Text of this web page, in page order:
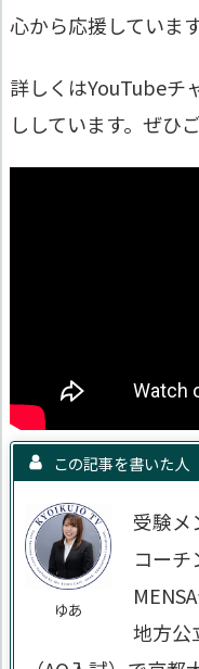
心から応援しています
詳しくはYouTubeチ
ししています。ぜひ
この記事を書いた人
ゆあ
受験メ
コー
地方公